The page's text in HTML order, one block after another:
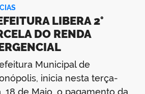
LIBERA 2°
DO RENDA
Municipal de
inicia nesta terça-
18 de Maio, o pagamento da